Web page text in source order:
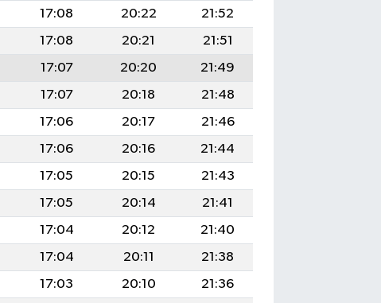
17:08 20:22
21:52
17:08 20:21
21:51
17:07 20:20
21:49
17:07 20:18
21:48
17:06 20:17
21:46
17:06 20:16
21:44
17:05 20:15
21:43
17:05 20:14
21:41
17:04 20:12
21:40
17:04 20:11
21:38
17:03 20:10
21:36